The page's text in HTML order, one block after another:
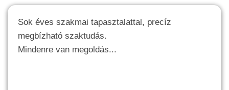
Sok éves szakmai tapasztalattal, precíz
megbízható szaktudás.
Mindenre van megoldás...